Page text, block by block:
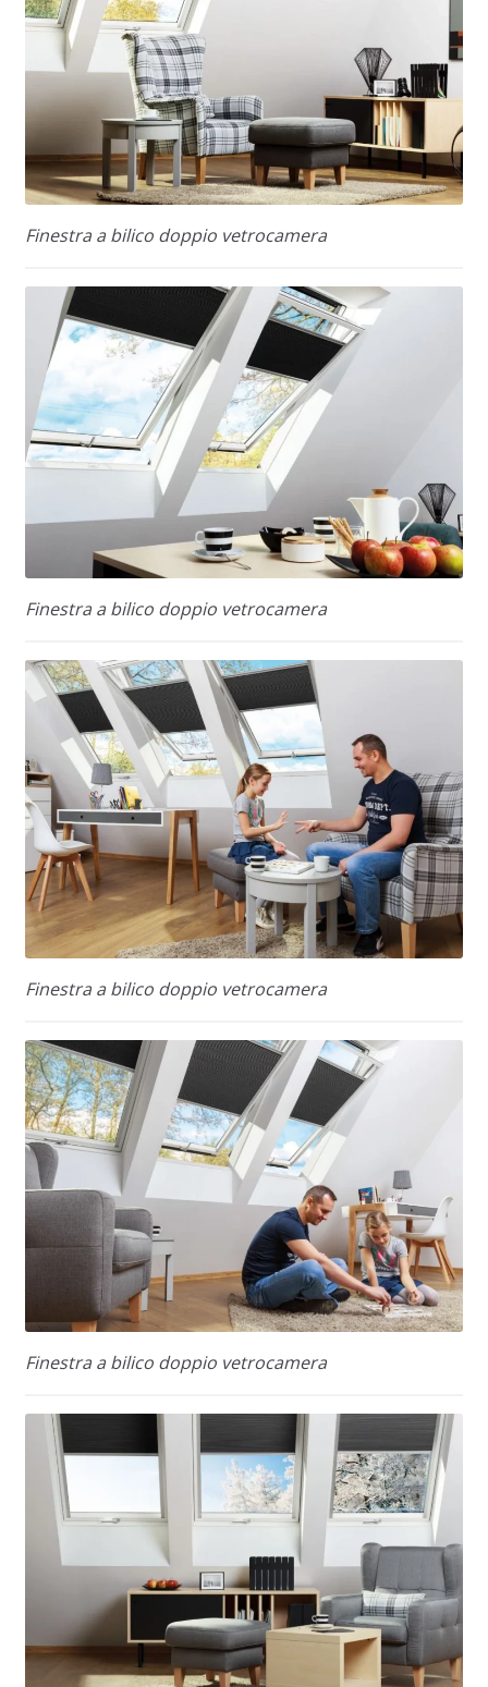
Finestra a bilico doppio vetrocamera
Finestra a bilico doppio vetrocamera
Finestra a bilico doppio vetrocamera
Finestra a bilico doppio vetrocamera